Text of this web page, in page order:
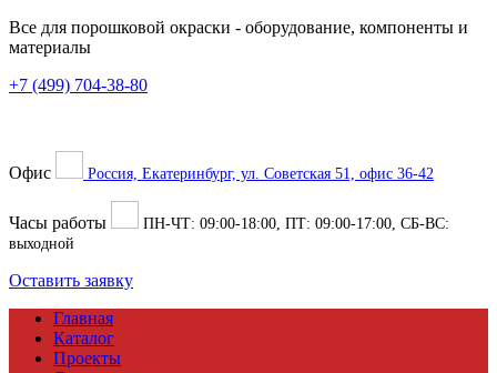
Все для порошковой окраски - оборудование, компоненты и
материалы
+7 (499) 704-38-80
Офис Россия, Екатеринбург, ул. Советская 51, офис 36-42
Часы работы ПН-ЧТ: 09:00-18:00 , ПТ: 09:00-17:00 , СБ-ВС:
выходной
Оставить заявку
Главная
Каталог
Проекты